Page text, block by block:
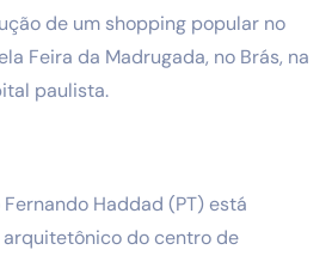
de um shopping popular no
Feira da Madrugada, no Brás, na
paulista.
Haddad (PT) está
do centro de